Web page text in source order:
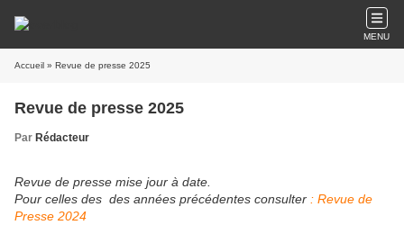
MENU
Accueil » Revue de presse 2025
Revue de presse 2025
Par Rédacteur
Revue de presse mise jour à date.
Pour celles des des années précédentes consulter : Revue de
Presse 2024